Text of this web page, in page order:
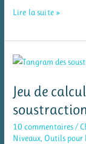
Mes
tables
multiplication
par
2,
Lire la suite »
Jeu de
10 commentaires/
Niveaux, Outils pour